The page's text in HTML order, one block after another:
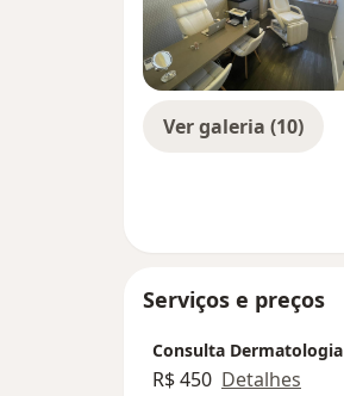
Ver galeria (10)
Serviços e preços
Consulta Dermatologia
R$ 450 Detalhes